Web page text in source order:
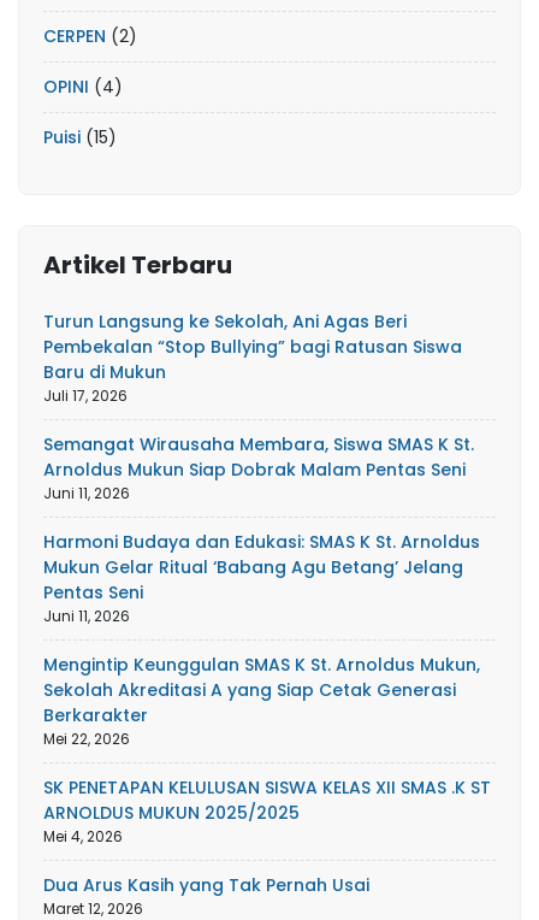
CERPEN (2)
OPINI (4)
Puisi (15)
Artikel Terbaru
Turun Langsung ke Sekolah, Ani Agas Beri
Pembekalan “Stop Bullying” bagi Ratusan Siswa
Baru di Mukun
Juli 17, 2026
Semangat Wirausaha Membara, Siswa SMAS K St.
Arnoldus Mukun Siap Dobrak Malam Pentas Seni
Juni 11, 2026
Harmoni Budaya dan Edukasi: SMAS K St. Arnoldus
Mukun Gelar Ritual ‘Babang Agu Betang’ Jelang
Pentas Seni
Juni 11, 2026
Mengintip Keunggulan SMAS K St. Arnoldus Mukun,
Sekolah Akreditasi A yang Siap Cetak Generasi
Berkarakter
Mei 22, 2026
SK PENETAPAN KELULUSAN SISWA KELAS XII SMAS .K ST
ARNOLDUS MUKUN 2025/2025
Mei 4, 2026
Dua Arus Kasih yang Tak Pernah Usai
Maret 12, 2026